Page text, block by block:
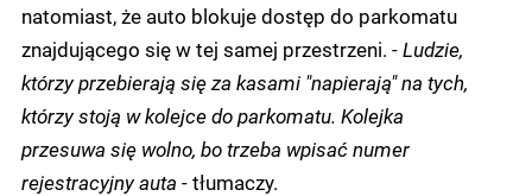
natomiast, że auto blokuje dostęp do parkomatu
znajdującego się w tej samej przestrzeni. - Ludzie,
którzy przebierają się za kasami "napierają" na tych,
którzy stoją w kolejce do parkomatu. Kolejka
przesuwa się wolno, bo trzeba wpisać numer
rejestracyjny auta -tłumaczy.